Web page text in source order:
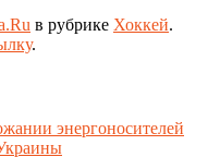
в рубрике Хоккей.
.